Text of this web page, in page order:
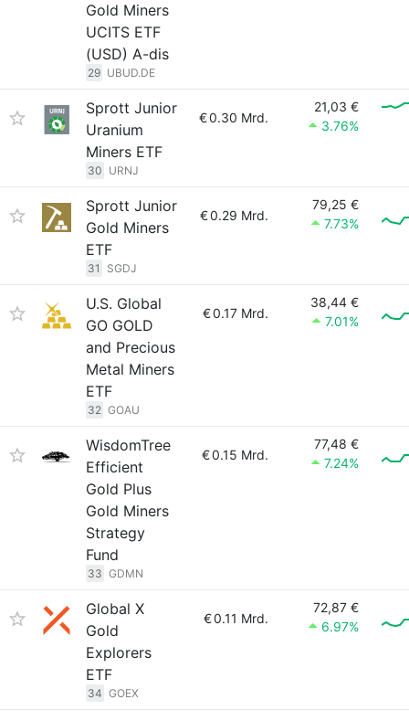
Gold Miners
UCITS ETF
(USD) A-dis
29 UBUD.DE
Sprott Junior
Uranium
Miners ETF
30 URNJ
€0.30 Mrd.
21,03 €
3.76%
Sprott Junior
Gold Miners
ETF
31 SGDJ
€0.29 Mrd.
79,25 €
7.73%
U.S. Global
GO GOLD
and Precious
Metal Miners
ETF
32 GOAU
€0.17 Mrd.
38,44 €
7.01%
WisdomTree
Efficient
Gold Plus
Gold Miners
Strategy
Fund
33 GDMN
€0.15 Mrd.
77,48 €
7.24%
Global X
Gold
Explorers
ETF
34 GOEX
€0.11 Mrd.
72,87 €
6.97%